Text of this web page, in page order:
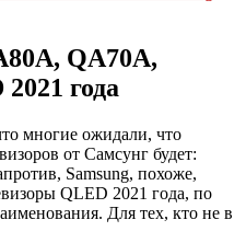
QA70A,
года
многие ожидали, что
от Самсунг будет:
Samsung, похоже,
QLED 2021 года, по
Для тех, кто не в